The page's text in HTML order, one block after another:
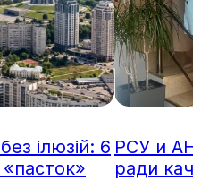
ілюзій: 6 РСУ и АН
ради